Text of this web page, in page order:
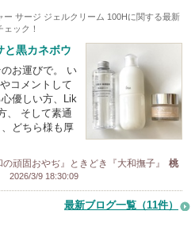
ー サージ ジェルクリーム 100Hに関する最新
ェック！
と黒カネボウ
お運びで。 い
コメントして
心優しい方、Lik
、 そして素通
どちら様も厚
の頑固おやぢ』ときどき『大和撫子』
桃
2026/3/9 18:30:09
最新ブログ一覧（11件）